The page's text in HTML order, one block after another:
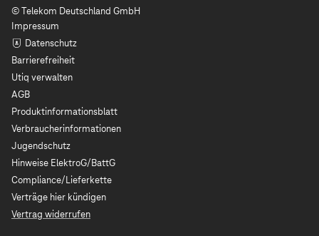
© Telekom Deutschland GmbH
Impressum
Datenschutz
Barrierefreiheit
Utiq verwalten
AGB
Produktinformationsblatt
Verbraucherinformationen
Jugendschutz
Hinweise ElektroG/BattG
Compliance/Lieferkette
Verträge hier kündigen
Vertrag widerrufen